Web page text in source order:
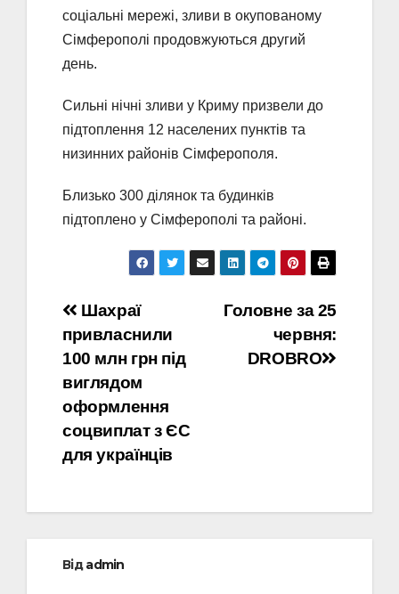
соціальні мережі, зливи в окупованому
Сімферополі продовжуються другий
день.
Сильні нічні зливи у Криму призвели до
підтоплення 12 населених пунктів та
низинних районів Сімферополя.
Близько 300 ділянок та будинків
підтоплено у Сімферополі та районі.
Навігація
записів
Головне за 25
червня:
DROBRO
Шахраї
привласнили
100 млн грн під
виглядом
оформлення
соцвиплат з ЄС
для українців
Відadmin